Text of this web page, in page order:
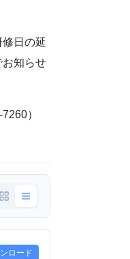
日の延
お知らせ
）
ロード